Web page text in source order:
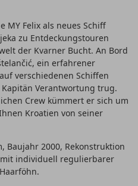
MY Felix als neues Schiff
zu Entdeckungstouren
der Kvarner Bucht. An Bord
ein erfahrener
verschiedenen Schiffen
Verantwortung trug.
Crew kümmert er sich um
Kroatien von seiner
Baujahr 2000, Rekonstruktion
individuell regulierbarer